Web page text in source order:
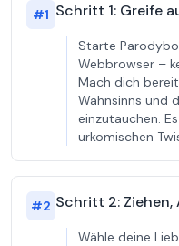
#1 Schritt 1: Greife
Starte
Webbrowser –
Mach dich
Wahnsinns und
einzutauchen.
urkomischen
#2 Schritt 2: Ziehen,
Wähle deine